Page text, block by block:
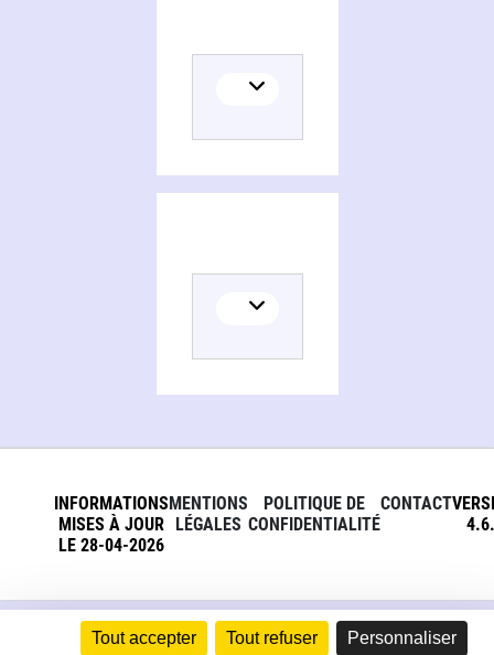
Tout accepter Tout refuser Personnaliser
INFORMATIONS
MISES À JOUR
LE 28-04-2026
MENTIONS
LÉGALES
POLITIQUE DE
CONFIDENTIALITÉ
CONTACT